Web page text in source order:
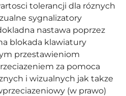
tolerancji dla róznych
sygnalizatory
nastawa poprzez
blokada klawiatury
przestawieniom
za pomoca
i wizualnych jak takze
(w prawo)